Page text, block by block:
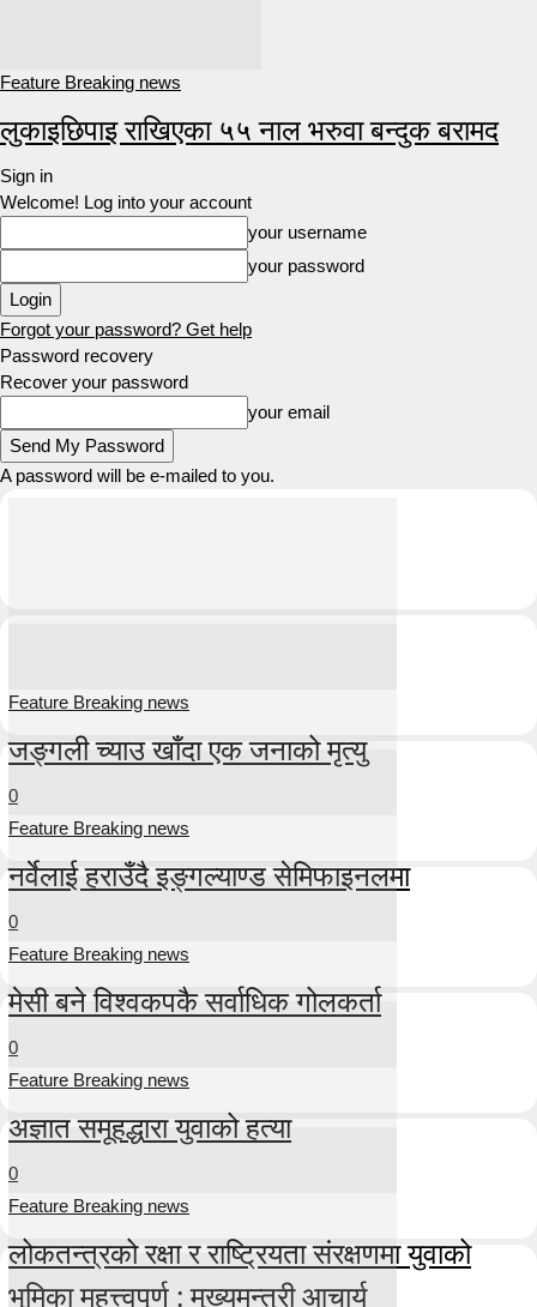
Feature Breaking news
लुकाइछिपाइ राखिएका ५५ नाल भरुवा बन्दुक बरामद
Sign in
Welcome! Log into your account
your username
your password
Forgot your password? Get help
Password recovery
Recover your password
your email
A password will be e-mailed to you.
Feature Breaking news
जङ्गली च्याउ खाँदा एक जनाको मृत्यु
0
Feature Breaking news
नर्वेलाई हराउँदै इङ्गल्याण्ड सेमिफाइनलमा
0
Feature Breaking news
मेसी बने विश्वकपकै सर्वाधिक गोलकर्ता
0
Feature Breaking news
अज्ञात समूहद्धारा युवाको हत्या
0
Feature Breaking news
लोकतन्त्रको रक्षा र राष्ट्रियता संरक्षणमा युवाको
भूमिका महत्त्वपूर्ण : मुख्यमन्त्री आचार्य